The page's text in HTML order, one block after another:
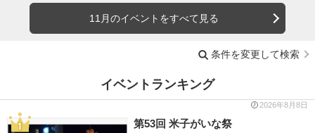
11月のイベントをすべて見る
条件を変更して検索
イベントランキング
2026年8月8日
第53回 米子がいな祭